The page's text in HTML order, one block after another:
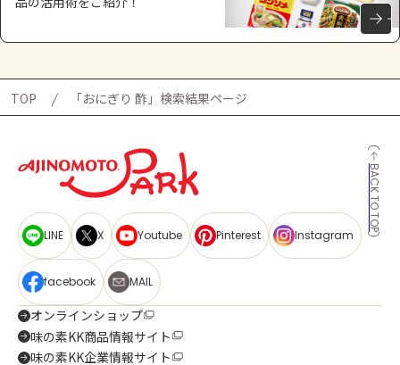
TOP 「おにぎり 酢」検索結果ページ
BACK TO TOP
LINE X Youtube Pinterest Instagram
facebook MAIL
オンラインショップ
味の素KK商品情報サイト
味の素KK企業情報サイト